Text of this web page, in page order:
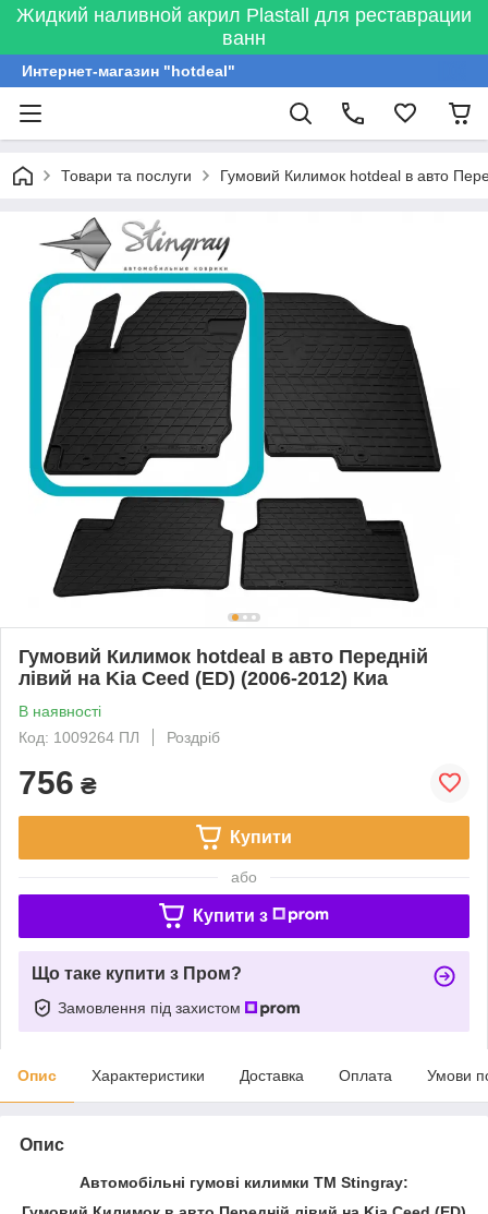
Жидкий наливной акрил Plastall для реставрации
ванн
Интернет-магазин "hotdeal"
Товари та послуги Гумовий Килимок hotdeal в авто
Гумовий Килимок hotdeal в авто Передній
лівий на Kia Ceed (ED) (2006-2012) Киа
В наявності
Код: 1009264 ПЛ
Роздріб
756 ₴
Купити
або
Купити з
Що таке купити з Пром?
Замовлення під захистом
Опис Характеристики Доставка Оплата Умови
Опис
Автомобільні гумові килимки ТМ Stingray: